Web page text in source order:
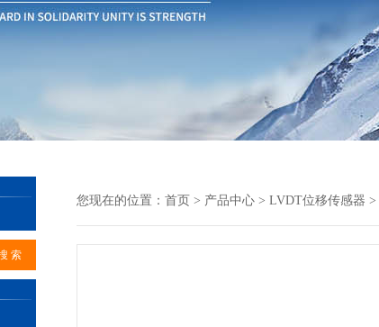
您现在的位置： 首页 > 产品中心 > LVDT位移传感器 >